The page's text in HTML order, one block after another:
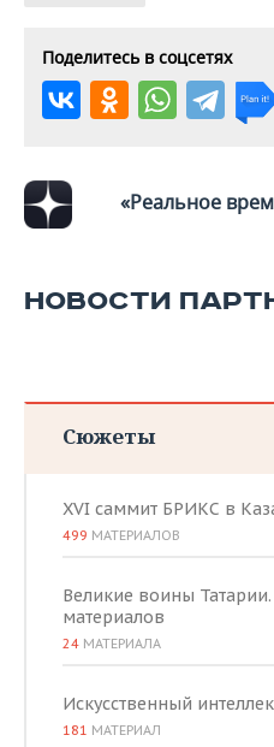
Поделитесь в соцсетях
«Реальное
НОВОСТИ
Сюжеты
XVI саммит БРИКС в
499 МАТЕРИАЛОВ
Великие воины
материалов
24 МАТЕРИАЛА
Искусственный
181 МАТЕРИАЛ